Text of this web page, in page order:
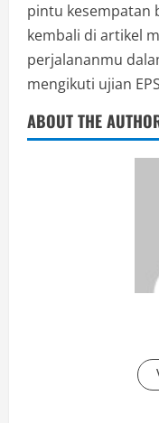
pintu kesempatan
kembali di artikel
perjalananmu
mengikuti ujian
ABOUT THE